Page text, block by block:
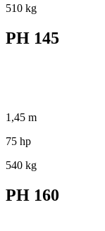
510 kg
PH 145
1,45 m
75 hp
540 kg
PH 160